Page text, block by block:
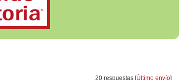
20 respuestas [Último envío]